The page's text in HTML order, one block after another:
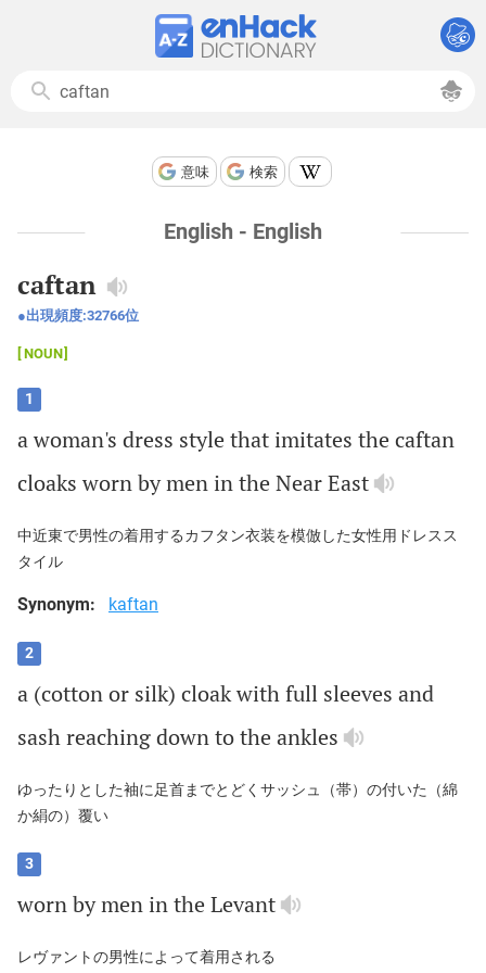
意味 検索
English - English
caftan
出現頻度:32766位
NOUN
1
awoman's dress style that imitates the caftan
cloaks wornbymen inthe NearEast
中近東で男性の着用するカフタン衣装を模倣した女性用ドレスス
タイル
Synonym: kaftan
2
a (cottonor silk) cloakwithfull sleeves and
sashreachingdowntothe ankles
ゆったりとした袖に足首までとどくサッシュ（帯）の付いた（綿
か絹の）覆い
3
wornbymen inthe Levant
レヴァントの男性によって着用される